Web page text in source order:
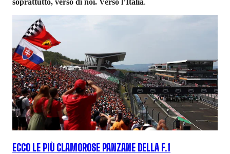
ECCO LE PIÙ CLAMOROSE PANZANE DELLA F.1